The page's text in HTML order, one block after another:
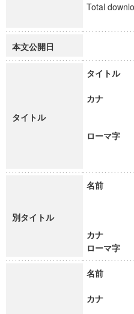
Total
本文公開日
タイトル
タイトル
カナ
ローマ字
別タイトル
名前
カナ
ローマ字
名前
カナ